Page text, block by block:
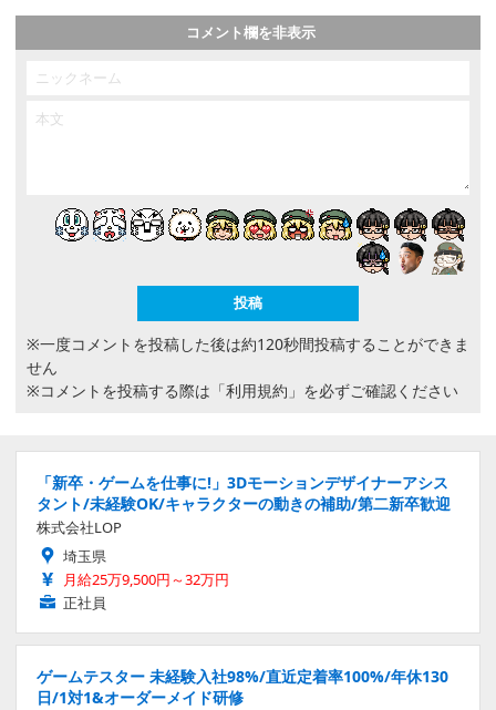
コメント欄を非表示
※一度コメントを投稿した後は約120秒間投稿することができま
せん
※コメントを投稿する際は 「利用規約」 を必ずご確認ください
「新卒・ゲームを仕事に!」3Dモーションデザイナーアシス
タント/未経験OK/キャラクターの動きの補助/第二新卒歓迎
株式会社LOP
埼玉県
月給25万9,500円～32万円
正社員
ゲームテスター 未経験入社98%/直近定着率100%/年休130
日/1対1&オーダーメイド研修